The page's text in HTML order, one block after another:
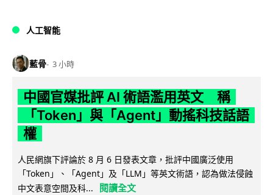
人工智能
藍骨 3 小時
中國官媒批評 AI 術語濫用英文 稱
「Token」與「Agent」動搖科技話語
權
人民網旗下評論於 8 月 6 日發表文章，批評中國廣泛使用
「Token」、「Agent」及「LLM」等英文術語，認為做法侵蝕
中文表意空間及科...
閱讀全文